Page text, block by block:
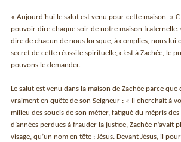
« Aujourd’hui le salut est venu pour cette maison. »
pouvoir dire chaque soir de notre maison fraternelle.
dire de chacun de nous lorsque, à complies, nous lui
secret de cette réussite spirituelle, c’est à Zachée, le
pouvons le demander.
Le salut est venu dans la maison de Zachée parce que
vraiment en quête de son Seigneur : « Il cherchait à
milieu des soucis de son métier, fatigué du mépris
d’années perdues à frauder la justice, Zachée n’avait
visage, qu’un nom en tête : Jésus. Devant Jésus, il